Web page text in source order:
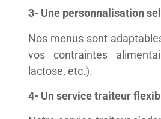
3- Une personnalisation
Nos menus sont
vos contraintes
lactose, etc.).
4- Un service traiteur